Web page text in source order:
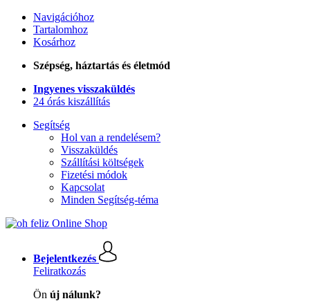
Navigációhoz
Tartalomhoz
Kosárhoz
Szépség, háztartás és életmód
Ingyenes visszaküldés
24 órás kiszállítás
Segítség
Hol van a rendelésem?
Visszaküldés
Szállítási költségek
Fizetési módok
Kapcsolat
Minden Segítség-téma
Bejelentkezés
Feliratkozás
Ön új nálunk?